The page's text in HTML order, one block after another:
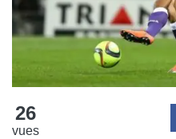
26
vues